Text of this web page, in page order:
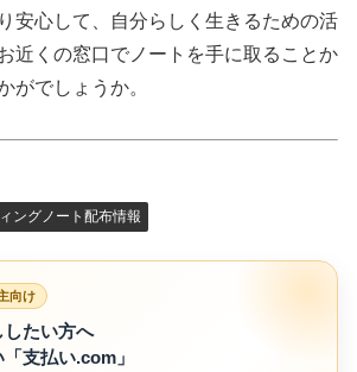
安心して、自分らしく生きるための活
近くの窓口でノートを手に取ることか
がでしょうか。
ングノート配布情報
向け
たい方へ
支払い.com」